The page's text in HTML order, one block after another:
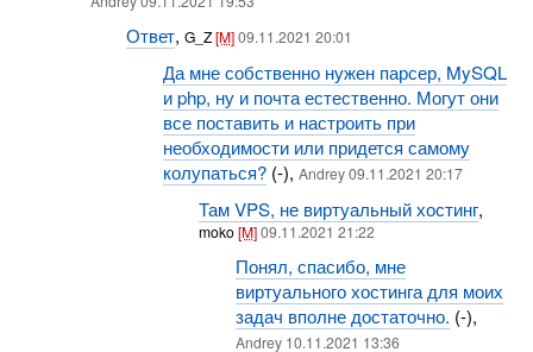
Ответ,G_Z[M]09.11.2021 20:01
Да мне собственно нужен парсер, MySQL
и php, ну и почта естественно. Могут они
все поставить и настроить при
необходимости или придется самому
колупаться?(-), Andrey 09.11.2021 20:17
Там VPS, не виртуальный хостинг,
moko[M]09.11.2021 21:22
Понял, спасибо, мне
виртуального хостинга для моих
задач вполне достаточно. (-),
Andrey 10.11.2021 13:36